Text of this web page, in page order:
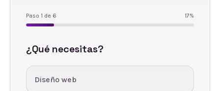
Paso 1 de 6 17%
¿Qué necesitas?
Diseño web